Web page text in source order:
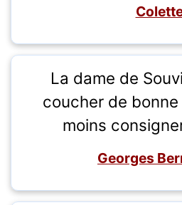
La dame de
coucher de
moins
Georges